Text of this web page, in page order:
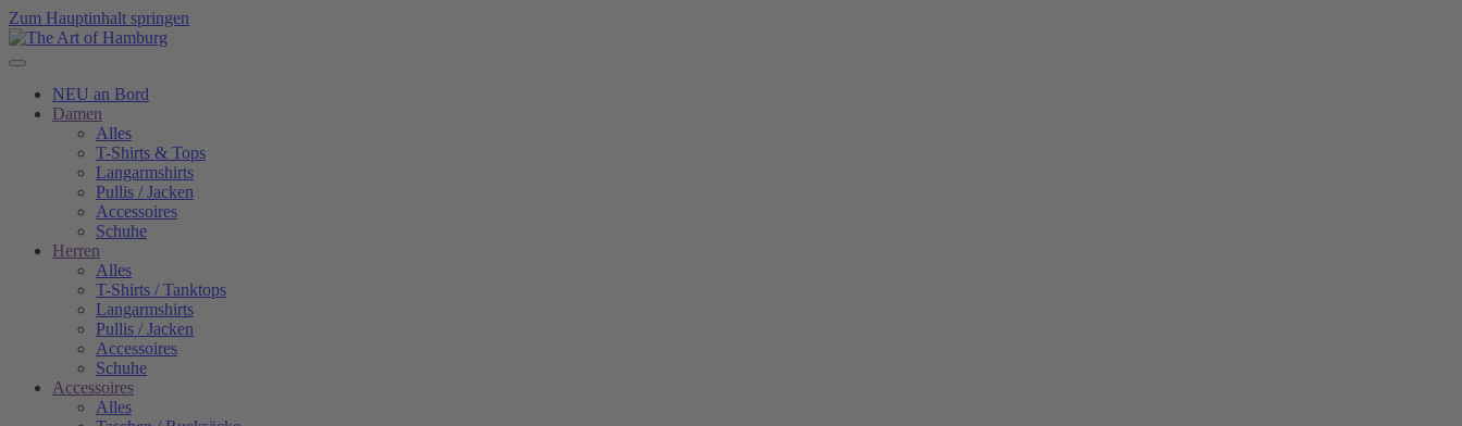
Zum Hauptinhalt springen
NEU an Bord
Damen
Alles
T-Shirts & Tops
Langarmshirts
Pullis / Jacken
Accessoires
Schuhe
Herren
Alles
T-Shirts / Tanktops
Langarmshirts
Pullis / Jacken
Accessoires
Schuhe
Accessoires
Alles